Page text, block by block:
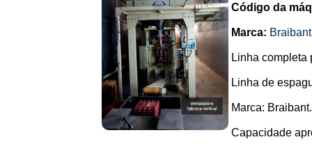
Código da
Marca:
Linha completa
Linha de
Marca: Braibant.
Capacidade